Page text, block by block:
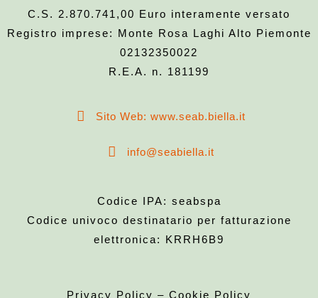
C.S. 2.870.741,00 Euro interamente versato
Registro imprese: Monte Rosa Laghi Alto Piemonte
02132350022
R.E.A. n. 181199
Sito Web: www.seab.biella.it
info@seabiella.it
Codice IPA: seabspa
Codice univoco destinatario per fatturazione
elettronica: KRRH6B9
Privacy Policy – Cookie Policy